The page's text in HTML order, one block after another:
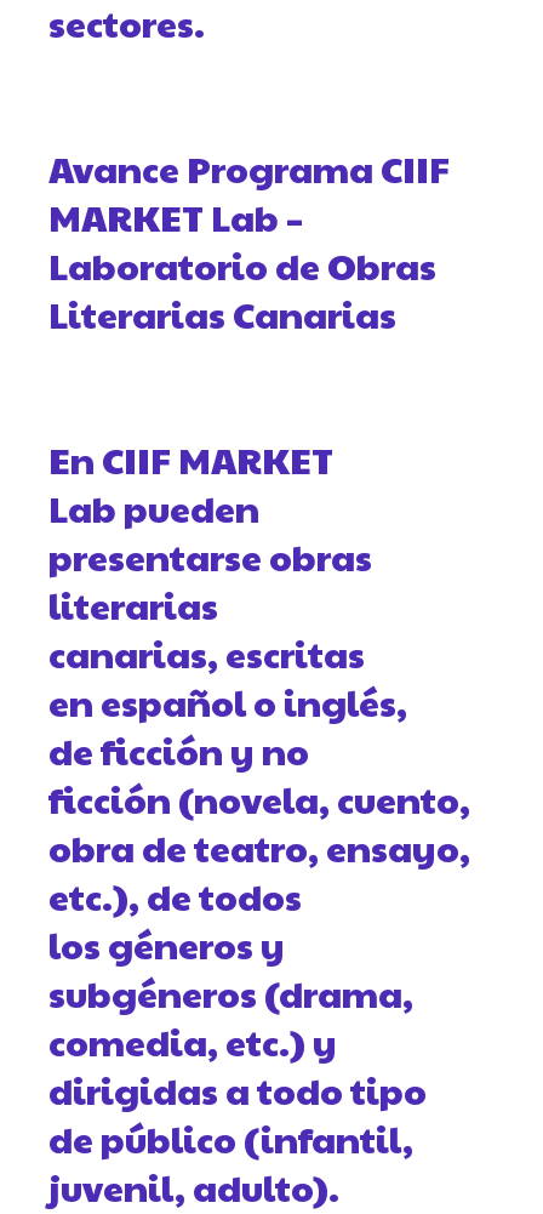
sectores.
Avance Programa CIIF
MARKET Lab –
Laboratorio de Obras
Literarias Canarias
En CIIF MARKET
Lab pueden
presentarse obras
literarias
canarias, escritas
en español o inglés,
de ficción y no
ficción (novela, cuento,
obra de teatro, ensayo,
etc.), de todos
los géneros y
subgéneros (drama,
comedia, etc.) y
dirigidas a todo tipo
de público (infantil,
juvenil, adulto).